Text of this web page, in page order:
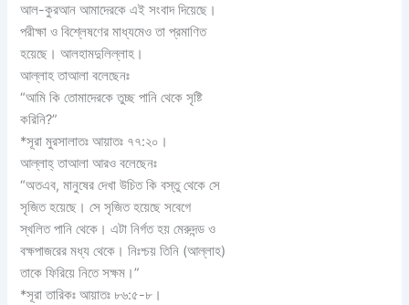
আল-কুরআন আমাদেরকে এই সংবাদ দিয়েছে।
পরীক্ষা ও বিশ্লেষণের মাধ্যমেও তা প্রমাণিত
হয়েছে। আলহামদুলিল্লাহ।
আল্লাহ তাআলা বলেছেনঃ
“আমি কি তোমাদেরকে তুচ্ছ পানি থেকে সৃষ্টি
করিনি?”
*সূরা মুরসালাতঃ আয়াতঃ ৭৭:২০।
আল্লাহ্ তাআলা আরও বলেছেনঃ
“অতএব, মানুষের দেখা উচিত কি বস্তু থেকে সে
সৃজিত হয়েছে। সে সৃজিত হয়েছে সবেগে
স্খলিত পানি থেকে। এটা নির্গত হয় মেরুদন্ড ও
বক্ষপাজরের মধ্য থেকে। নিঃশ্চয় তিনি (আল্লাহ)
তাকে ফিরিয়ে নিতে সক্ষম।”
*সূরা তারিকঃ আয়াতঃ ৮৬:৫-৮।